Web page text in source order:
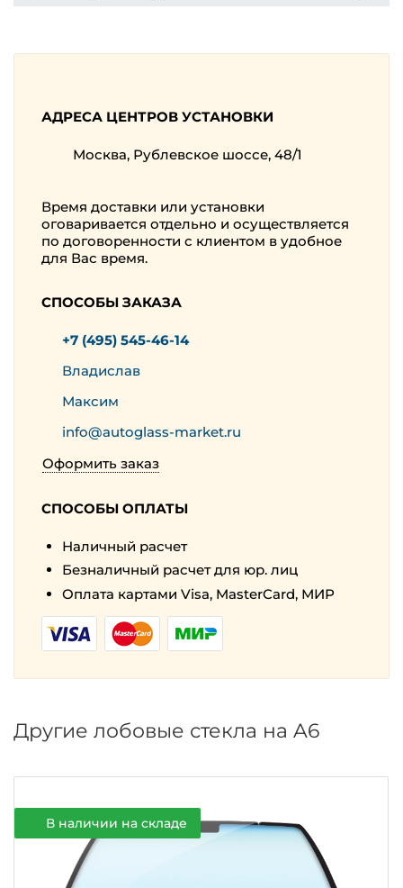
АДРЕСА ЦЕНТРОВ УСТАНОВКИ
Москва, Рублевское шоссе, 48/1
Время доставки или установки
оговаривается отдельно и осуществляется
по договоренности с клиентом в удобное
для Вас время.
СПОСОБЫ ЗАКАЗА
+7 (495) 545-46-14
Владислав
Максим
info@autoglass-market.ru
Оформить заказ
СПОСОБЫ ОПЛАТЫ
Наличный расчет
Безналичный расчет для юр. лиц
Оплата картами Visa, MasterCard, МИР
Другие лобовые стекла на A6
В наличии на складе